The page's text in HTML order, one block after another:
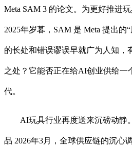
Meta SAM 3 的论文。为更好推进
2025年岁暮，SAM 是 Meta 提出的
的长处和错误谬误早就广为人知，
之处？它能否正在给AI创业供给一
代。
AI玩具行业再度送来沉磅动静
品 2026年3月，全球供应链的沉心